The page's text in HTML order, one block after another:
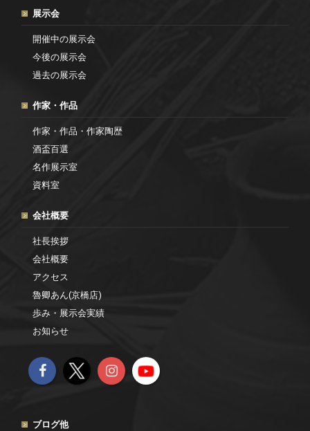
展示会
開催中の展示会
今後の展示会
過去の展示会
作家・作品
作家・作品・作家陶歴
酒盃百選
名作展示室
資料室
会社概要
社長挨拶
会社概要
アクセス
魯卿あん(京橋店)
歩み・展示会実績
お知らせ
ブログ他